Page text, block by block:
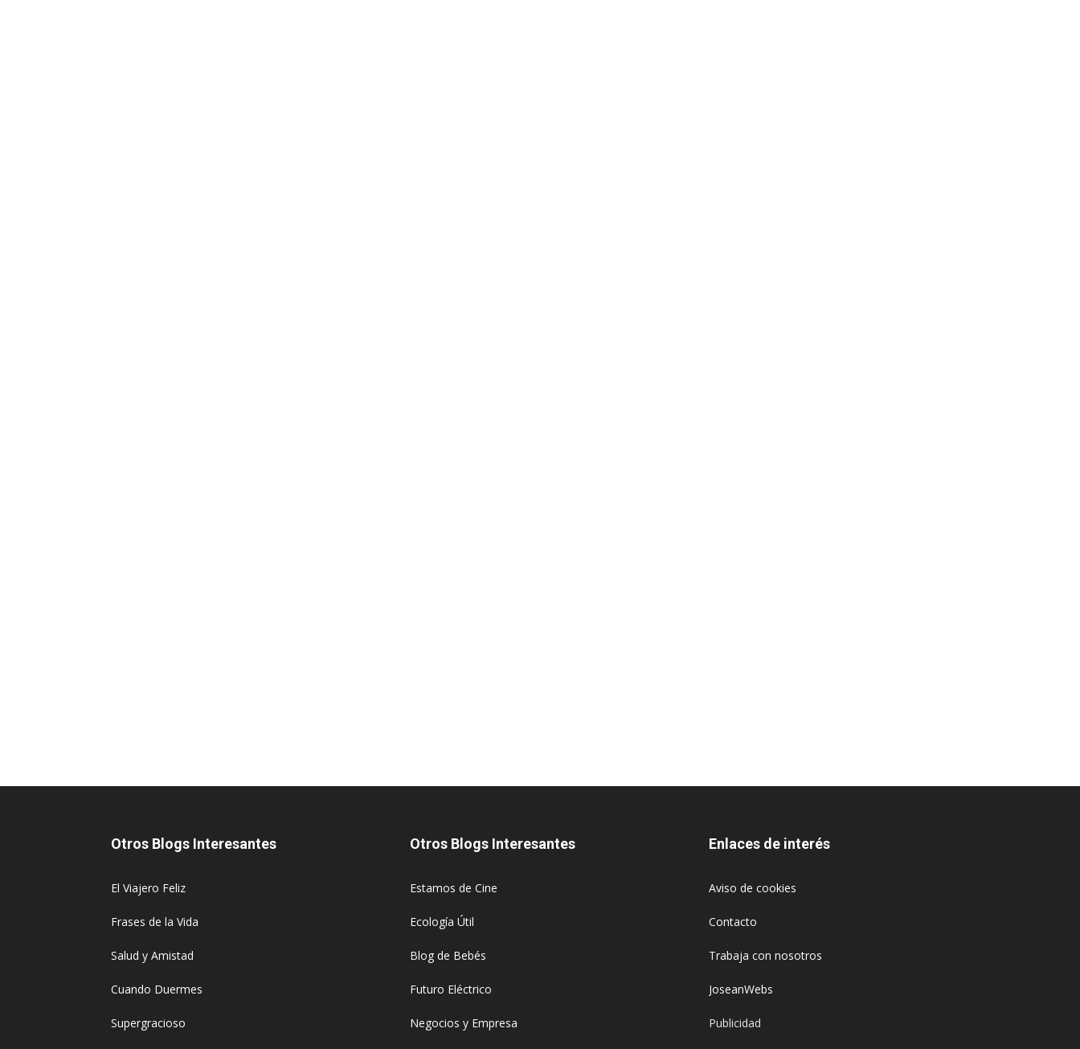
Otros Blogs Interesantes
El Viajero Feliz
Frases de la Vida
Salud y Amistad
Cuando Duermes
Supergracioso
Otros Blogs Interesantes
Estamos de Cine
Ecología Útil
Blog de Bebés
Futuro Eléctrico
Negocios y Empresa
Enlaces de interés
Aviso de cookies
Contacto
Trabaja con nosotros
JoseanWebs
Publicidad